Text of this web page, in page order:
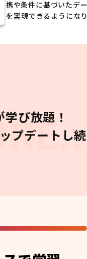
携や条件に基づいたデ
を実現できるようにな
び放題！
プデートし続